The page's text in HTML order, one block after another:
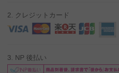
2. クレジットカード
3. NP 後払い